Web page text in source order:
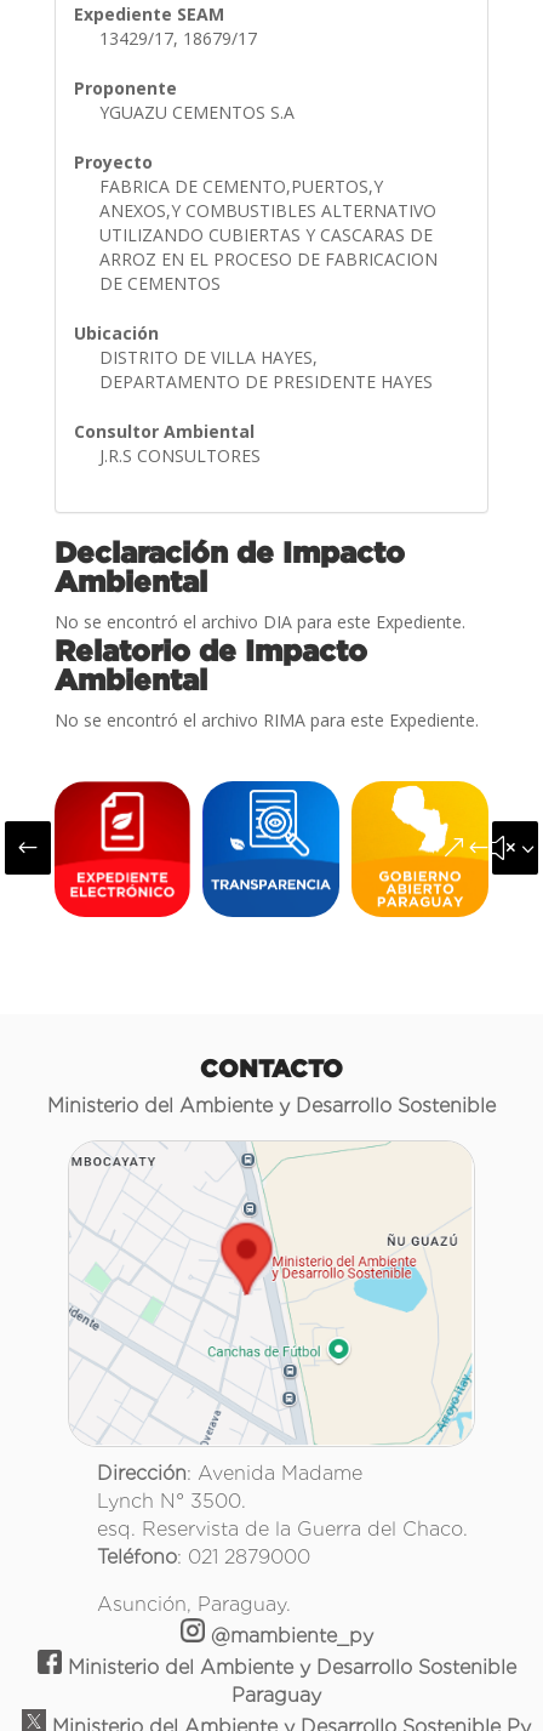
Expediente SEAM
13429/17, 18679/17
Proponente
YGUAZU CEMENTOS S.A
Proyecto
FABRICA DE CEMENTO,PUERTOS,Y
ANEXOS,Y COMBUSTIBLES ALTERNATIVO
UTILIZANDO CUBIERTAS Y CASCARAS DE
ARROZ EN EL PROCESO DE FABRICACION
DE CEMENTOS
Ubicación
DISTRITO DE VILLA HAYES,
DEPARTAMENTO DE PRESIDENTE HAYES
Consultor Ambiental
J.R.S CONSULTORES
Declaración de Impacto
Ambiental
No se encontró el archivo DIA para este Expediente.
Relatorio de Impacto
Ambiental
No se encontró el archivo RIMA para este Expediente.
#
CONTACTO
Ministerio del Ambiente y Desarrollo Sostenible
Dirección: Avenida Madame
Lynch N° 3500.
esq. Reservista de la Guerra del Chaco.
Teléfono: 021 2879000
Asunción, Paraguay.
@mambiente_py
Ministerio del Ambiente y Desarrollo Sostenible
Paraguay